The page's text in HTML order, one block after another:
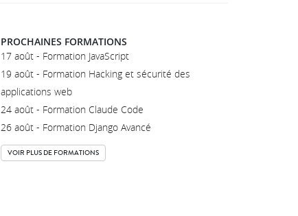
PROCHAINES FORMATIONS
17 août - Formation JavaScript
19 août - Formation Hacking et sécurité des
applications web
24 août - Formation Claude Code
26 août - Formation Django Avancé
VOIR PLUS DE FORMATIONS